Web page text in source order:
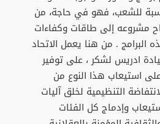
للشعب، فهو في حاجة، من
مشروعه إلى طاقات وكفاءات
البرامج . من هنا يعمل الاتحاد
ادريس لشكر ، على توفير
استيعاب هذا النوع من
التنظيمية لخلق آليات
وإدماج كل الفئات